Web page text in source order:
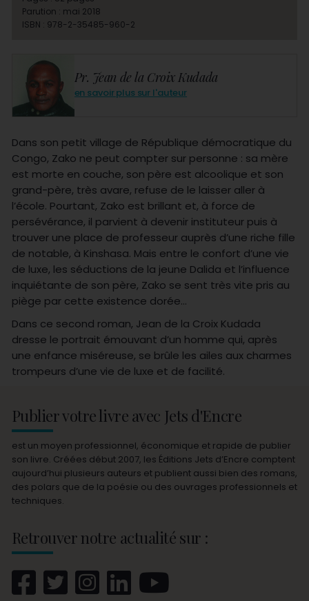
Pr. Jean de la Croix Kudada
en savoir plus sur l'auteur
Dans son petit village de République démocratique du
Congo, Zako ne peut compter sur personne : sa mère
est morte en couche, son père est alcoolique et son
grand-père, très avare, refuse de le laisser aller à
l’école. Pourtant, Zako est brillant et, à force de
persévérance, il parvient à devenir instituteur puis à
trouver une place de professeur auprès d’une riche fille
de notable, à Kinshasa. Mais entre le confort d’une vie
de luxe, les séductions de la jeune Dalida et l’influence
inquiétante de son père, Zako se sent très vite pris au
piège par cette existence dorée…
Dans ce second roman, Jean de la Croix Kudada
dresse le portrait émouvant d’un homme qui, après
une enfance miséreuse, se brûle les ailes aux charmes
trompeurs d’une vie de luxe et de facilité.
Parution : mai 2018
ISBN : 978-2-35485-960-2
Publier votre livre avec Jets d'Encre
est un moyen professionnel, économique et rapide de publier
son livre. Créées début 2007, les Éditions Jets d’Encre comptent
aujourd’hui plusieurs auteurs et publient aussi bien des romans,
des polars que de la poésie ou des ouvrages professionnels et
techniques.
Retrouver notre actualité sur :